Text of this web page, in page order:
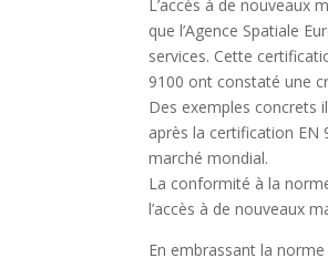
L’accès à de nouveaux
que l’Agence Spatiale
services. Cette
9100 ont constaté une
Des exemples concrets
après la certification
marché mondial.
La conformité à la
l’accès à de nouveaux
En embrassant la